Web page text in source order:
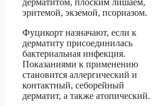
эритемой, экземой, псориазом.
Фуцикорт назначают, если к
дерматиту присоединилась
бактериальная инфекция.
Показаниями к применению
становится аллергический и
контактный, себорейный
дерматит, а также атопический.